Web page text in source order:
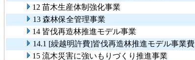
12 苗木生産体制強化事業
13 森林保全管理事業
14 皆伐再造林推進モデル事業
14.1 [繰越明許費]皆伐再造林推進モデル事業費
15 流木災害に強いもりづくり推進事業